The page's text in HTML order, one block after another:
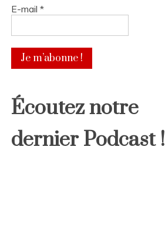
E-mail *
Écoutez notre
dernier Podcast !